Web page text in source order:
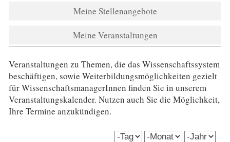
Meine Stellenangebote
Meine Veranstaltungen
Veranstaltungen zu Themen, die das Wissenschaftssystem
beschäftigen, sowie Weiterbildungsmöglichkeiten gezielt
für WissenschaftsmanagerInnen finden Sie in unserem
Veranstaltungskalender. Nutzen auch Sie die Möglichkeit,
Ihre Termine anzukündigen.
date_start (field_date_start)
Tag Monat Jahr